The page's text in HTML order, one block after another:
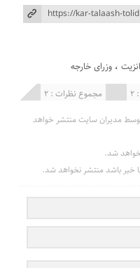
،وزرای خارجه
مجموع نظرات : 2
مدیران سایت منتشر خواهد
شد.
با خبر باشد منتشر نخواهد شد.